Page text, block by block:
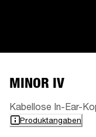
MINOR IV
Kabellose In-Ear-
Produktangaben